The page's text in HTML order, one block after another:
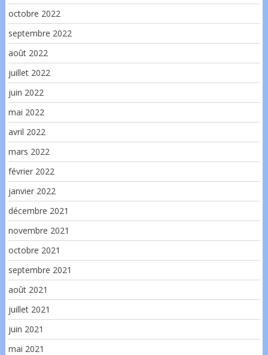
octobre 2022
septembre 2022
août 2022
juillet 2022
juin 2022
mai 2022
avril 2022
mars 2022
février 2022
janvier 2022
décembre 2021
novembre 2021
octobre 2021
septembre 2021
août 2021
juillet 2021
juin 2021
mai 2021